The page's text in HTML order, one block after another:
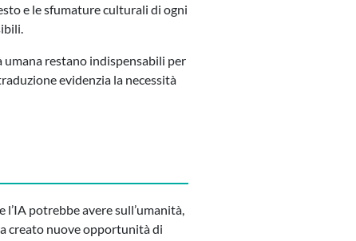
e le sfumature culturali di ogni
umana restano indispensabili per
evidenzia la necessità
potrebbe avere sull’umanità,
creato nuove opportunità di